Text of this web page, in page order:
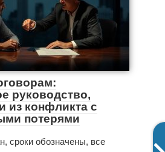
руководство,
из конфликта с
потерями
сроки обозначены, все